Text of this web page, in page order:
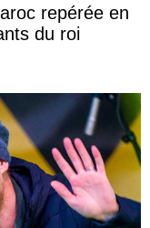
repérée en
du roi